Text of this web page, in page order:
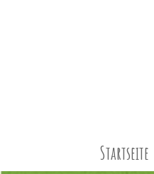
Startseite